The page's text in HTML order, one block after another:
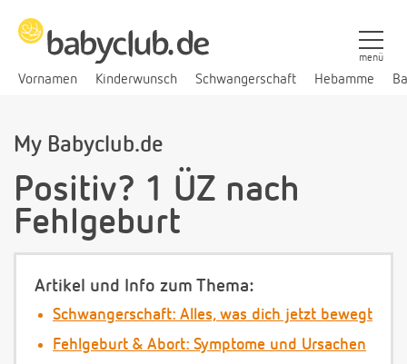
Vornamen Kinderwunsch Schwangerschaft Hebamme
menü
My Babyclub.de
Positiv? 1 ÜZ nach
Fehlgeburt
Artikel und Info zum Thema:
Schwangerschaft: Alles, was dich jetzt bewegt
Fehlgeburt & Abort: Symptome und Ursachen